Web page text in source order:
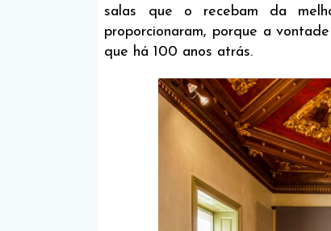
salas que o recebam da
proporcionaram, porque a
que há 100 anos atrás.